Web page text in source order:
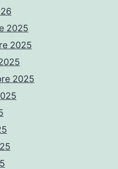
2025
2025
2025